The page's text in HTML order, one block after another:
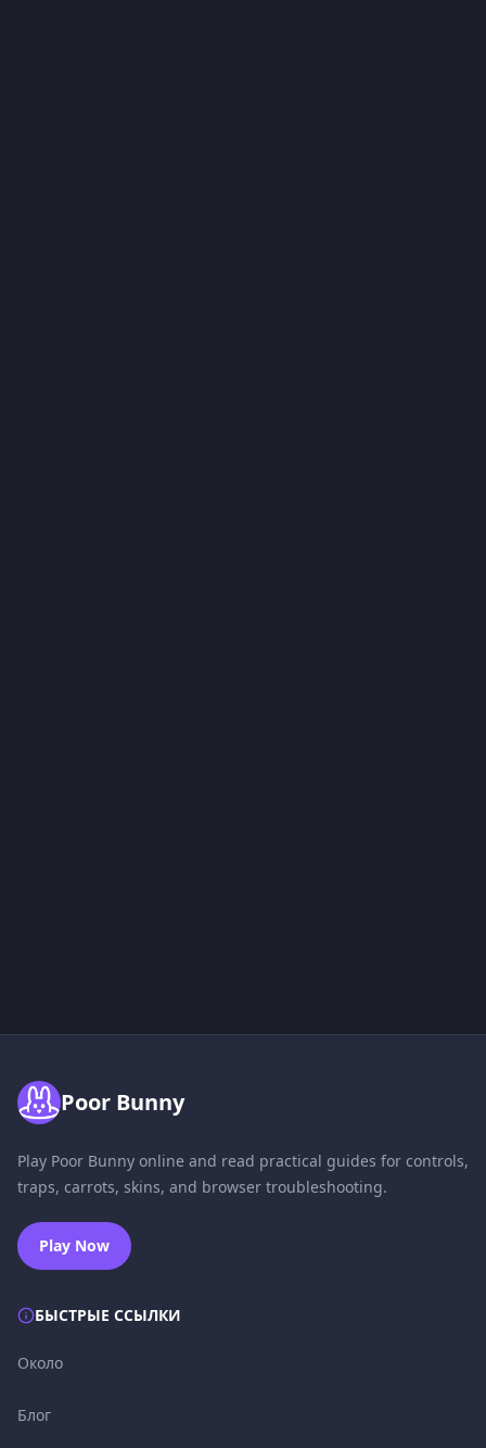
Poor Bunny
Play Poor Bunny online and read practical guides for controls,
traps, carrots, skins, and browser troubleshooting.
Play Now
БЫСТРЫЕ ССЫЛКИ
Около
Блог